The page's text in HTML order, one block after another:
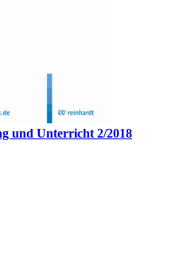
und Unterricht 2/2018